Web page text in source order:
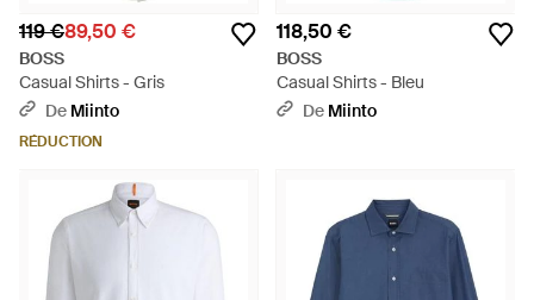
119 €89,50 €
BOSS
Casual Shirts - Gris
De Miinto
RÉDUCTION
118,50 €
BOSS
Casual Shirts - Bleu
De Miinto